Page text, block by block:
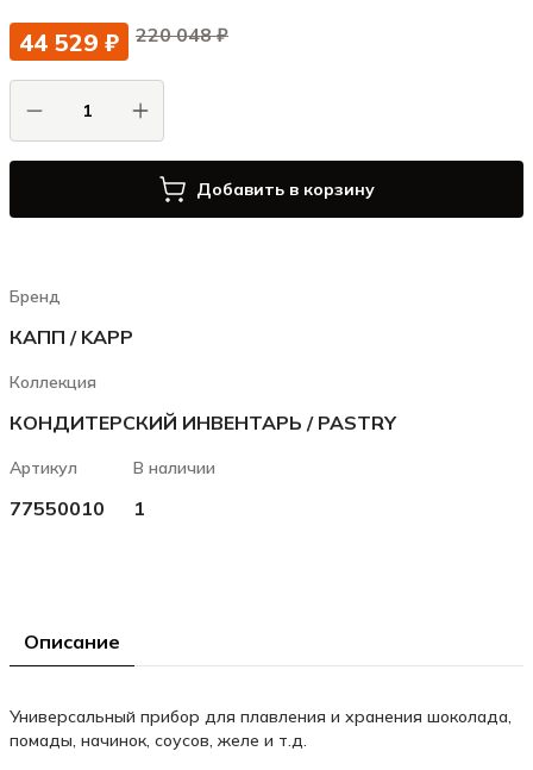
44 529 ₽ 220 048 ₽
Добавить в корзину
Бренд
КАПП / KAPP
Коллекция
КОНДИТЕРСКИЙ ИНВЕНТАРЬ / PASTRY
Артикул
77550010
В наличии
1
Описание
Универсальный прибор для плавления и хранения шоколада,
помады, начинок, соусов, желе и т.д.